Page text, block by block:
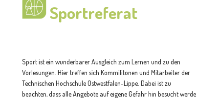
Sportreferat
Sport ist ein wunderbarer Ausgleich zum Lernen und zu den
Vorlesungen. Hier treffen sich Kommilitonen und Mitarbeiter der
Technischen Hochschule Ostwestfalen-Lippe. Dabei ist zu
beachten, dass alle Angebote auf eigene Gefahr hin besucht werde